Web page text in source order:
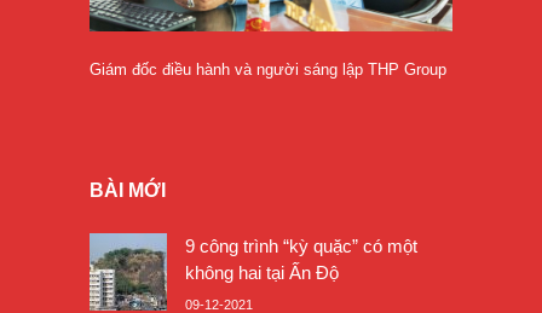
Giám đốc điều hành và người sáng lập THP Group
BÀI MỚI
9 công trình “kỳ quặc” có một
không hai tại Ấn Độ
09-12-2021